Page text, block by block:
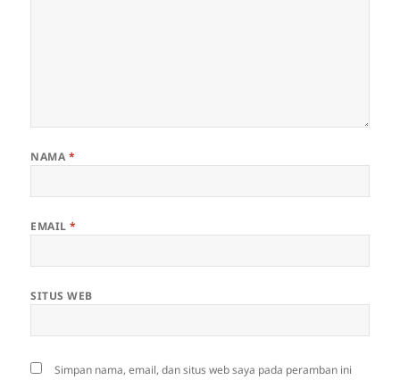
NAMA *
EMAIL*
SITUS WEB
Simpan nama, email, dan situs web saya pada peramban ini